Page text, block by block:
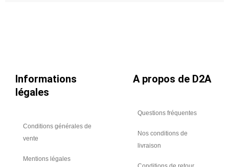
Informations
légales
Conditions générales de
vente
Mentions légales
A propos de D2A
Questions fréquentes
Nos conditions de
livraison